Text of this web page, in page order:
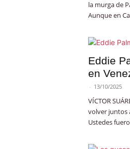
la murga de
Aunque en
Eddie
en
- 13/10/2025
VÍCTOR
volver juntos
Ustedes